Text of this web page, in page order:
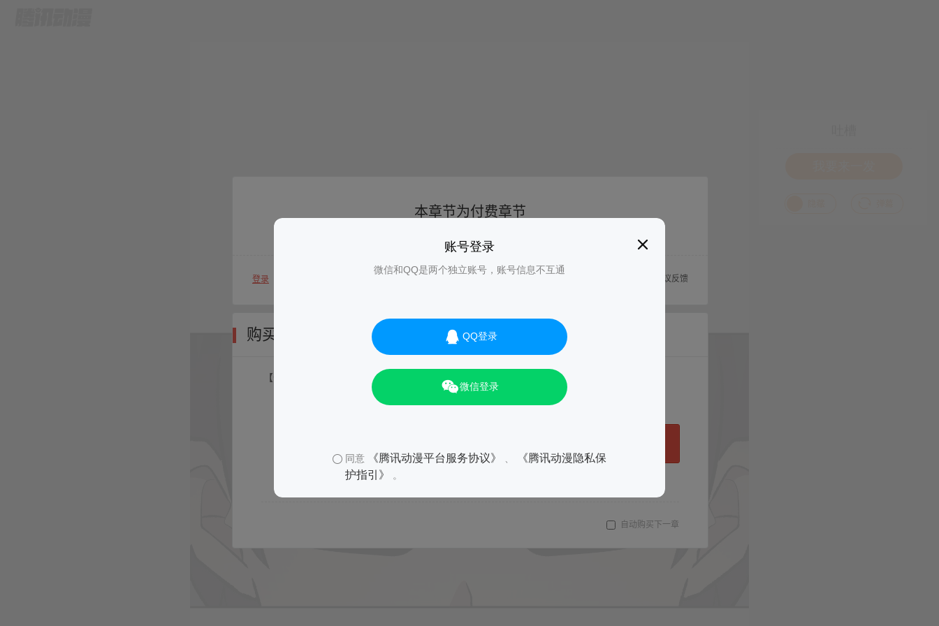
账号登录
微信和QQ是两个独立账号，账号信息不互通
QQ登录
微信登录
同意 《腾讯动漫平台服务协议》
《腾讯动漫隐私保
护指引》
。 01